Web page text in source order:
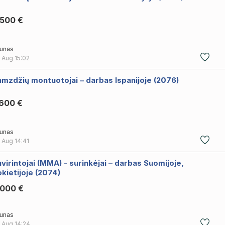
€
15:02
montuotojai – darbas Ispanijoje (2076)
€
14:41
(MMA) - surinkėjai – darbas Suomijoje,
(2074)
€